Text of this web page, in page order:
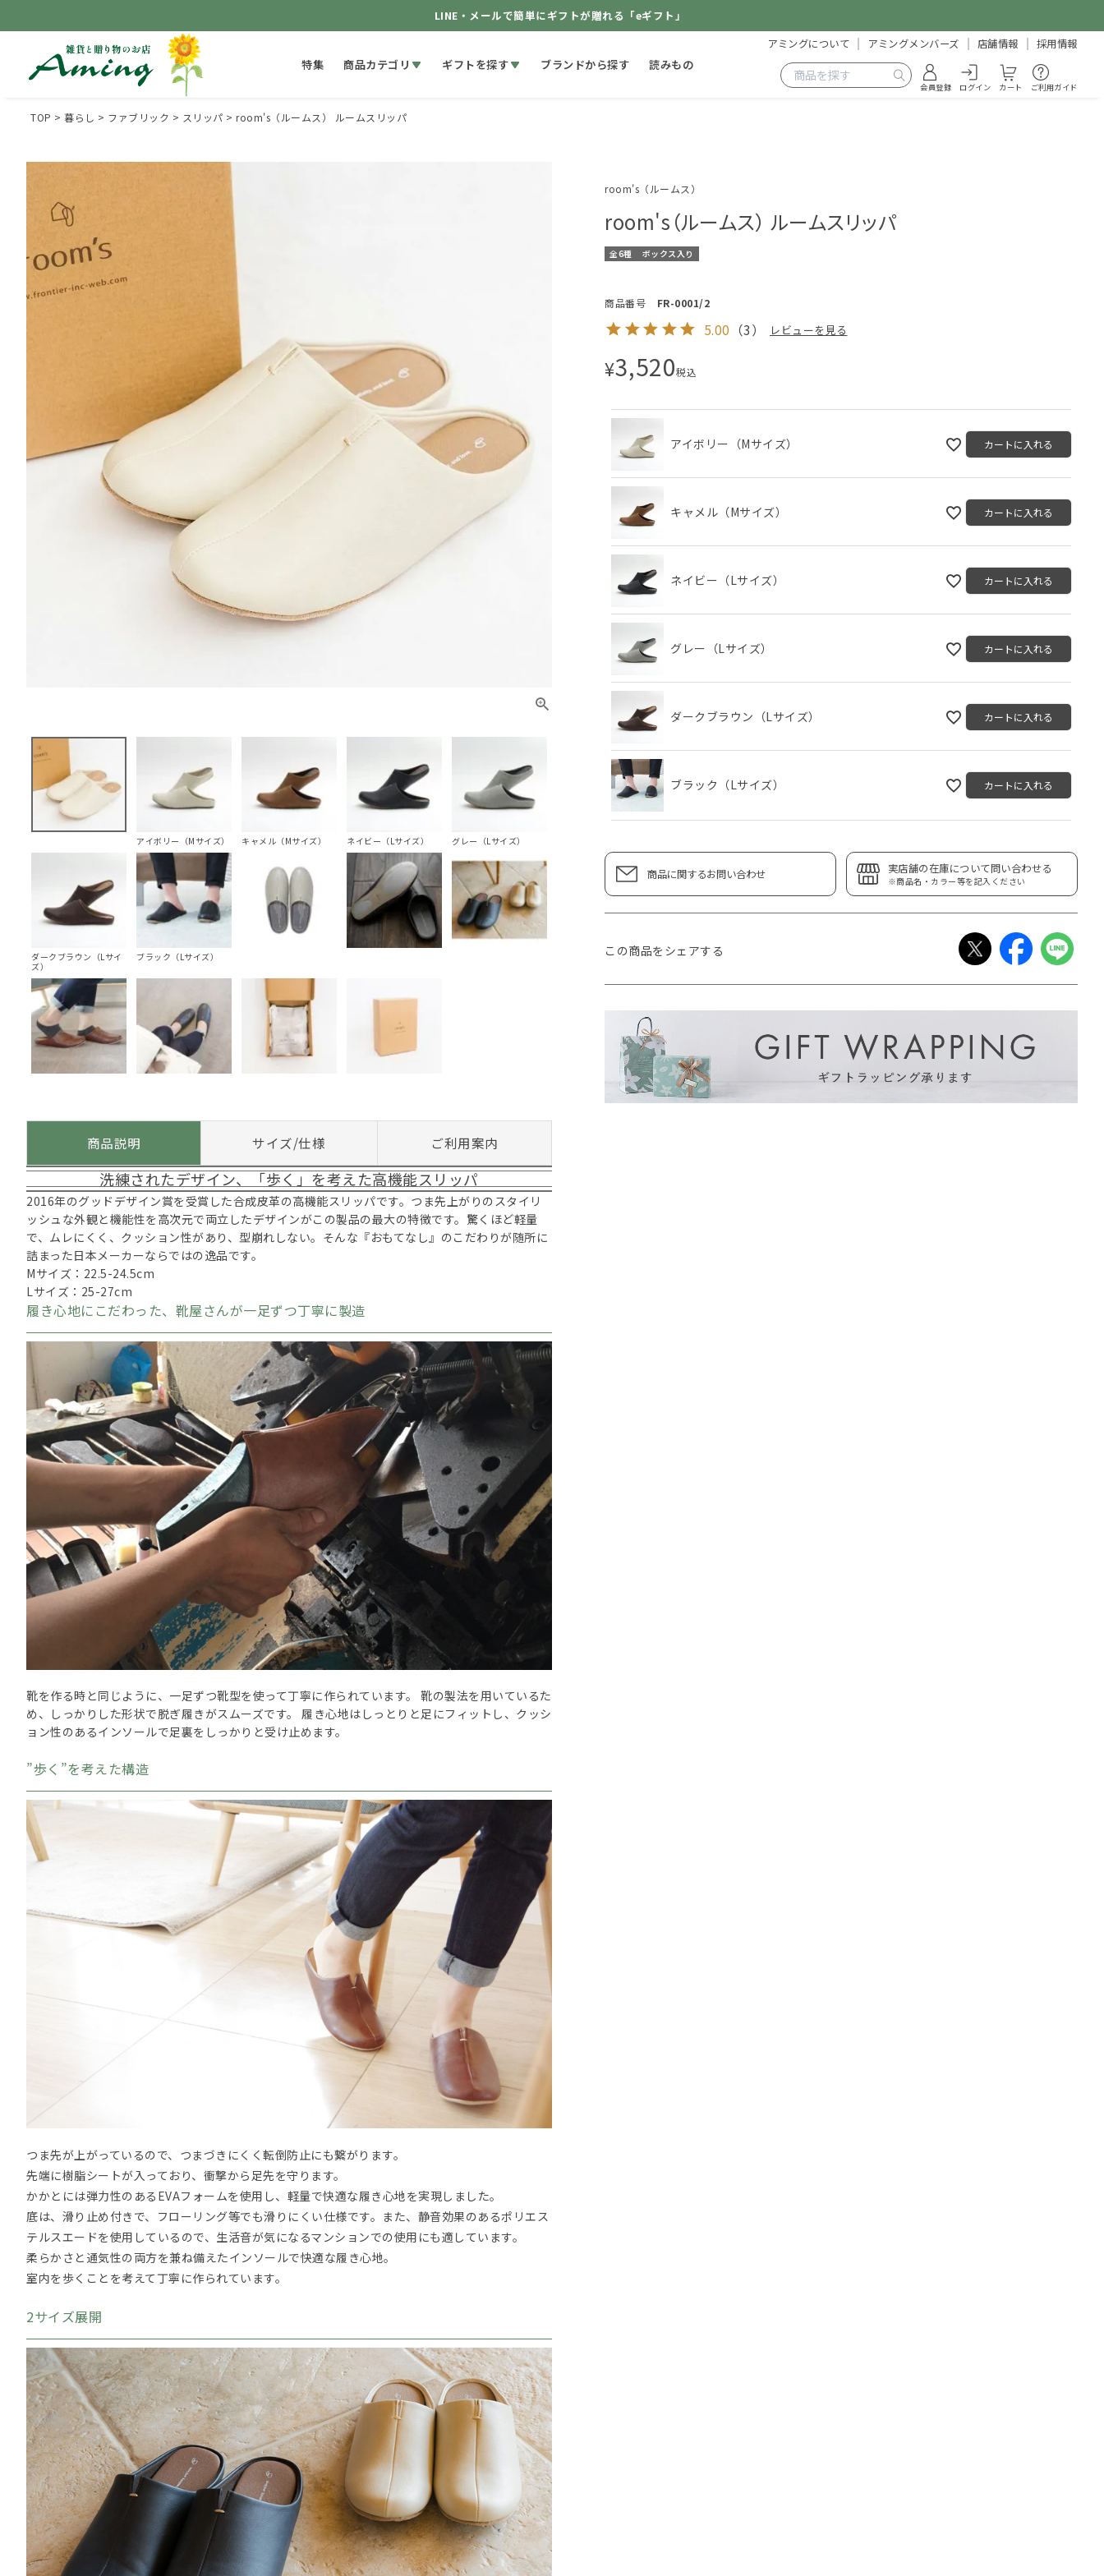
LINE・メールで簡単にギフトが贈れる「eギフト」
特集 商品カテゴリ ギフトを探す ブランドから探す 読みもの
アミングについて アミングメンバーズ 店舗情報 採用情報
会員登録 ログイン カート ご利用ガイド
TOP 暮らし ファブリック スリッパ room's（ルームス） ルームスリッパ
アイボリー（Mサイズ） キャメル（Mサイズ） ネイビー（Lサイズ） グレー（Lサイズ）
ダークブラウン（Lサイ
ズ）
ブラック（Lサイズ）
商品説明 サイズ/仕様 ご利用案内
洗練されたデザイン、「歩く」を考えた高機能スリッパ
2016年のグッドデザイン賞を受賞した合成皮革の高機能スリッパです。つま先上がりのスタイリ
ッシュな外観と機能性を高次元で両立したデザインがこの製品の最大の特徴です。驚くほど軽量
で、ムレにくく、クッション性があり、型崩れしない。そんな『おもてなし』のこだわりが随所に
詰まった日本メーカーならではの逸品です。
Mサイズ：22.5-24.5cm
Lサイズ：25-27cm
履き心地にこだわった、靴屋さんが一足ずつ丁寧に製造
靴を作る時と同じように、一足ずつ靴型を使って丁寧に作られています。 靴の製法を用いているた
め、しっかりした形状で脱ぎ履きがスムーズです。 履き心地はしっとりと足にフィットし、クッシ
ョン性のあるインソールで足裏をしっかりと受け止めます。
”歩く”を考えた構造
つま先が上がっているので、つまづきにくく転倒防止にも繋がります。
先端に樹脂シートが入っており、衝撃から足先を守ります。
かかとには弾力性のあるEVAフォームを使用し、軽量で快適な履き心地を実現しました。
底は、滑り止め付きで、フローリング等でも滑りにくい仕様です。また、静音効果のあるポリエス
テルスエードを使用しているので、生活音が気になるマンションでの使用にも適しています。
柔らかさと通気性の両方を兼ね備えたインソールで快適な履き心地。
室内を歩くことを考えて丁寧に作られています。
2サイズ展開
room's（ルームス）
room's（ルームス） ルームスリッパ
全6種 ボックス入り
商品番号 FR-0001/2
5.00 （3） レビューを見る
¥3,520税込
アイボリー（Mサイズ） カートに入れる
キャメル（Mサイズ） カートに入れる
ネイビー（Lサイズ） カートに入れる
グレー（Lサイズ） カートに入れる
ダークブラウン（Lサイズ） カートに入れる
ブラック（Lサイズ） カートに入れる
商品に関するお問い合わせ 実店舗の在庫について問い合わせる
※商品名・カラー等を記入ください
この商品をシェアする